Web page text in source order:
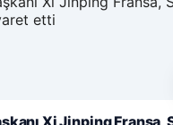
kullandığınızı daha iyi
Xi Jinping Fransa,